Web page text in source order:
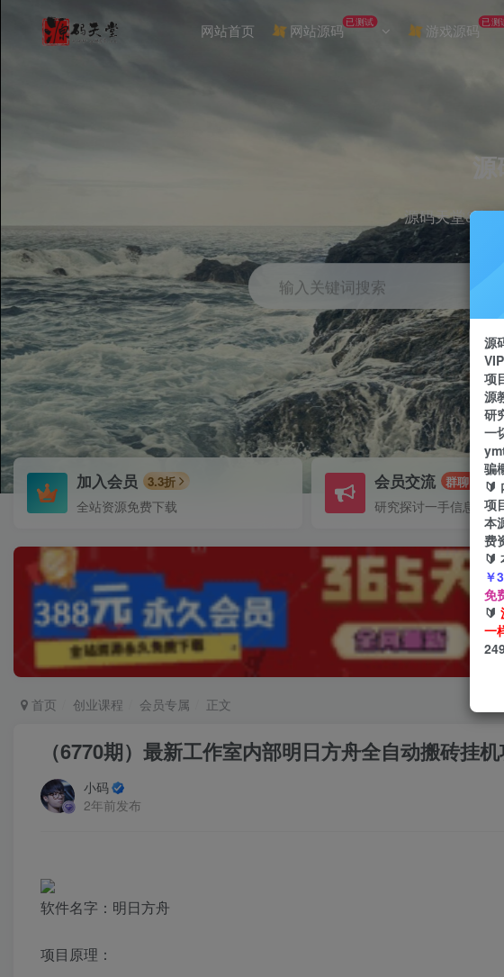
网站首页 网站源码已测试 游戏源码 已测
源码天堂&实
输入关键词搜索
引流
加入会员 3.3折
全站资源免费下载
会员交流 群聊
研究探讨一手信息差
首页 创业课程 会员专属 正文
（6770期）最新工作室内部明日方舟全自动搬砖挂
小码
2年前发布
软件名字：明日方舟
项目原理：
源
项
源
研
一
骗
🔰
项
本
费
🔰
￥
免
🔰
一